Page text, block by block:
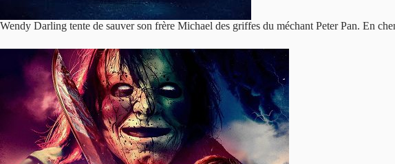
Wendy Darling tente de sauver son frère Michael des griffes du méchant Peter Pan. En